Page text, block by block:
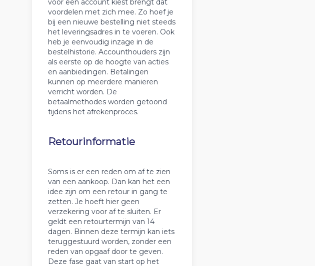
voor een account kiest brengt dat
voordelen met zich mee. Zo hoef je
bij een nieuwe bestelling niet steeds
het leveringsadres in te voeren. Ook
heb je eenvoudig inzage in de
bestelhistorie. Accounthouders zijn
als eerste op de hoogte van acties
en aanbiedingen. Betalingen
kunnen op meerdere manieren
verricht worden. De
betaalmethodes worden getoond
tijdens het afrekenproces.
Retourinformatie
Soms is er een reden om af te zien
van een aankoop. Dan kan het een
idee zijn om een retour in gang te
zetten. Je hoeft hier geen
verzekering voor af te sluiten. Er
geldt een retourtermijn van 14
dagen. Binnen deze termijn kan iets
teruggestuurd worden, zonder een
reden van opgaaf door te geven.
Deze fase gaat van start op het